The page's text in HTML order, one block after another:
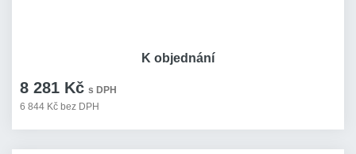
8 281 Kč s DPH
6 844 Kč bez DPH
K objednání